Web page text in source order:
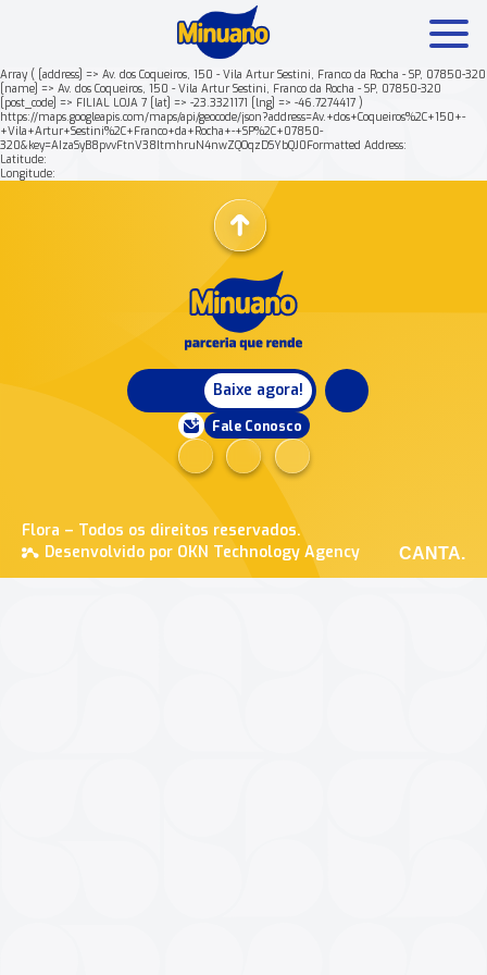
Array ( [address] => Av. dos Coqueiros, 150 - Vila Artur Sestini, Franco da Rocha - SP, 07850-320
[name] => Av. dos Coqueiros, 150 - Vila Artur Sestini, Franco da Rocha - SP, 07850-320
[post_code] => FILIAL LOJA 7 [lat] => -23.3321171 [lng] => -46.7274417 )
https://maps.googleapis.com/maps/api/geocode/json?address=Av.+dos+Coqueiros%2C+150+-
+Vila+Artur+Sestini%2C+Franco+da+Rocha+-+SP%2C+07850-
320&key=AIzaSyB8pvvFtnV38ItmhruN4nwZQOqzDSYbQJ0Formatted Address:
Latitude:
Longitude:
Baixe agora!
Fale Conosco
Flora – Todos os direitos reservados.
Desenvolvido por OKN Technology Agency
CANTA.
Mais buscados: Produtos Minuano Rende +
Nossa história